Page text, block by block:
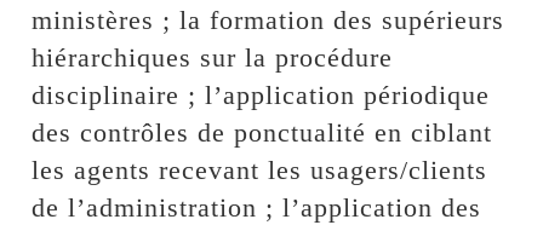
ministères ; la formation des supérieurs
hiérarchiques sur la procédure
disciplinaire ; l’application périodique
des contrôles de ponctualité en ciblant
les agents recevant les usagers/clients
de l’administration ; l’application des